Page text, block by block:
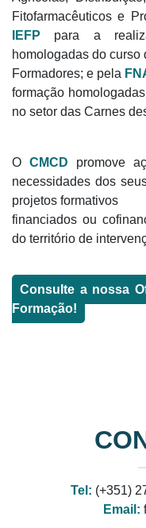
Fitofarmacêuticos e
IEFP para a
homologadas do
Formadores; e pela
formação
no setor das Carnes
O CMCD promove
necessidades dos
projetos formativos
financiados ou
do território de
Consulte a nossa
Formação!
Tel: (+351)
Email: